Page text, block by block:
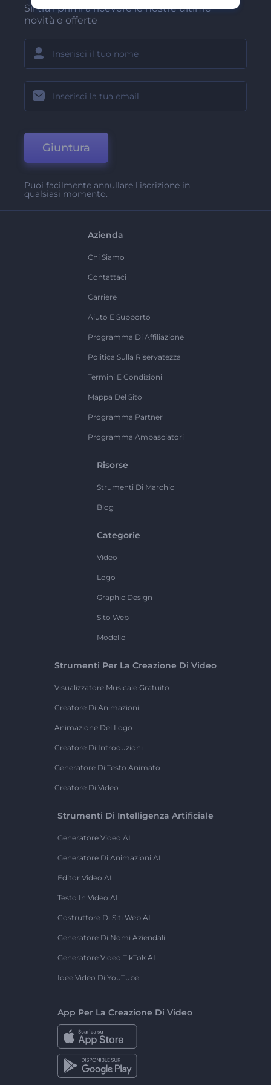
Sii tra i primi a ricevere le nostre ultime
novità e offerte
Giuntura
Puoi facilmente annullare l'iscrizione in
qualsiasi momento.
Azienda
Chi Siamo
Contattaci
Carriere
Aiuto E Supporto
Programma Di Affiliazione
Politica Sulla Riservatezza
Termini E Condizioni
Mappa Del Sito
Programma Partner
Programma Ambasciatori
Risorse
Strumenti Di Marchio
Blog
Categorie
Video
Logo
Graphic Design
Sito Web
Modello
Strumenti Per La Creazione Di Video
Visualizzatore Musicale Gratuito
Creatore Di Animazioni
Animazione Del Logo
Creatore Di Introduzioni
Generatore Di Testo Animato
Creatore Di Video
Strumenti Di Intelligenza Artificiale
Generatore Video AI
Generatore Di Animazioni AI
Editor Video AI
Testo In Video AI
Costruttore Di Siti Web AI
Generatore Di Nomi Aziendali
Generatore Video TikTok AI
Idee Video Di YouTube
App Per La Creazione Di Video